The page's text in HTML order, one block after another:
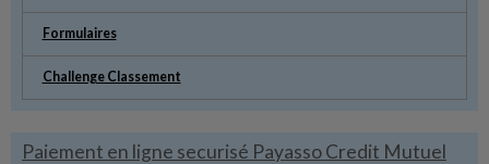
Formulaires
Challenge Classement
Paiement en ligne securisé Payasso Credit Mutuel